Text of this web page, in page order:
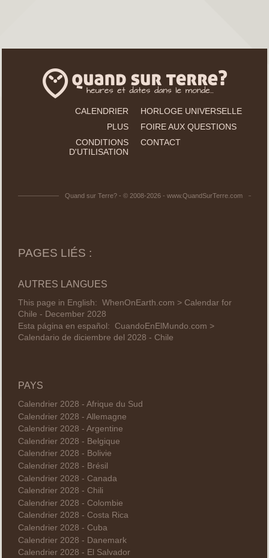
CALENDRIER
HORLOGE UNIVERSELLE
PLUS
FOIRE AUX QUESTIONS
CONDITIONS
D'UTILISATION
CONTACT
Quand sur Terre? - © 2008-2026 - www.QuandSurTerre.com
PAGES LIÉS :
AUTRES LANGUES
This page in English: WhenOnEarth.com > Calendar for
Chile - December 2028
Esta página en español: CuandoEnElMundo.com >
Calendario de diciembre del 2028 - Chile
PAYS
Calendrier 2028 - Afrique du Sud
Calendrier 2028 - Allemagne
Calendrier 2028 - Argentine
Calendrier 2028 - Belgique
Calendrier 2028 - Bolivie
Calendrier 2028 - Brésil
Calendrier 2028 - Canada
Calendrier 2028 - Chili
Calendrier 2028 - Colombie
Calendrier 2028 - Costa Rica
Calendrier 2028 - Cuba
Calendrier 2028 - Danemark
Calendrier 2028 - El Salvador